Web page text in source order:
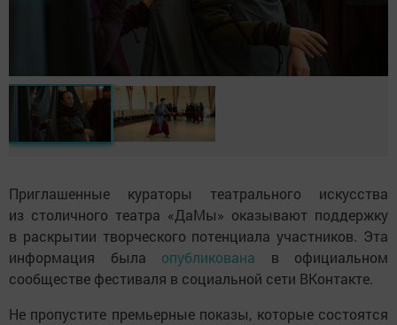
Приглашенные кураторы театрального искусства
из столичного театра «ДаМы» оказывают поддержку
в раскрытии творческого потенциала участников. Эта
информация была опубликована в официальном
сообществе фестиваля в социальной сети ВКонтакте.
Не пропустите премьерные показы, которые состоятся